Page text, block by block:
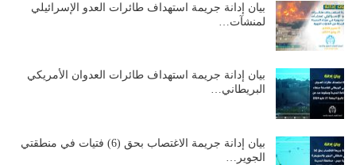
بيان إدانة جريمة استهداف طائرات العدو الإسرائيلي
لمنشآت…
بيان إدانة جريمة استهداف طائرات العدوان الأمريكي
البريطاني…
بيان إدانة جريمة الاغتصاب بحق (6) فتيات في منطقتي
الجوير…